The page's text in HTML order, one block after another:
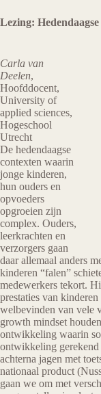
Lezing:
Carla van
Deelen,
Hoofddocent,
University of
applied sciences,
Hogeschool
Utrecht
De hedendaagse
contexten waarin
jonge kinderen,
hun ouders en
opvoeders
opgroeien zijn
complex. Ouders,
leerkrachten en
verzorgers gaan
daar allemaal anders
kinderen “falen”
medewerkers tekort.
prestaties van
welbevinden van vele
growth mindset
ontwikkeling waarin
ontwikkeling gerekend
achterna jagen met
nationaal product
gaan we om met